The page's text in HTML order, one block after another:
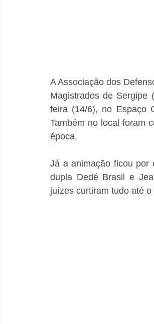
A Associação dos
Magistrados de Sergipe
feira (14/6), no Espaço
Também no local foram
época.
Já a animação ficou por
dupla Dedé Brasil e
juízes curtiram tudo até